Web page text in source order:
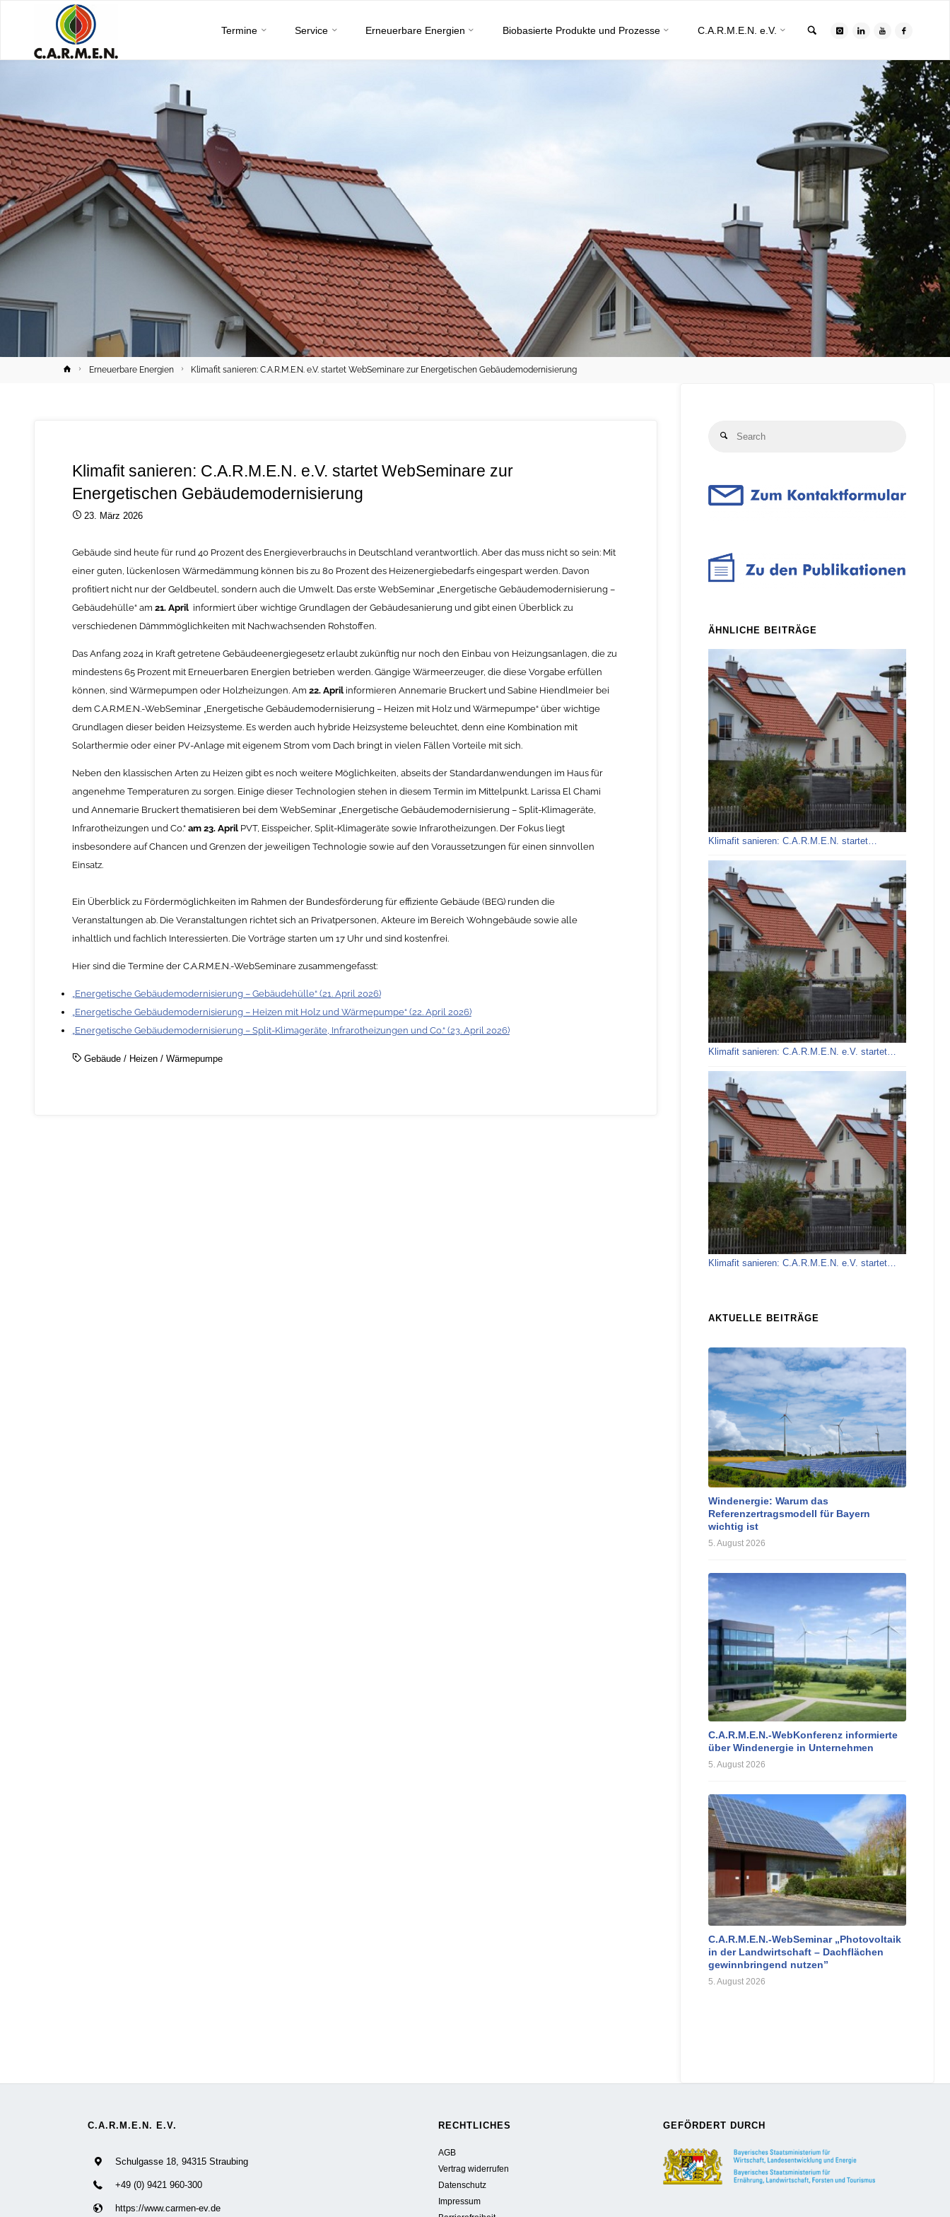
Termine Service Erneuerbare Energien Biobasierte Produkte und Prozesse C.A.R.M.E.N. e.V.
HomeErneuerbare Energien Klimafit sanieren: C.A.R.M.E.N. e.V. startet WebSeminare zur Energetischen Gebäudemodernisierung
Klimafit sanieren: C.A.R.M.E.N. e.V. startet WebSeminare zur
Energetischen Gebäudemodernisierung
23. März 2026
Gebäude sind heute für rund 40 Prozent des Energieverbrauchs in Deutschland verantwortlich. Aber das muss nicht so sein: Mit
einer guten, lückenlosen Wärmedämmung können bis zu 80 Prozent des Heizenergiebedarfs eingespart werden. Davon
profitiert nicht nur der Geldbeutel, sondern auch die Umwelt. Das erste WebSeminar „Energetische Gebäudemodernisierung –
Gebäudehülle“ am 21. April informiert über wichtige Grundlagen der Gebäudesanierung und gibt einen Überblick zu
verschiedenen Dämmmöglichkeiten mit Nachwachsenden Rohstoffen.
Das Anfang 2024 in Kraft getretene Gebäudeenergiegesetz erlaubt zukünftig nur noch den Einbau von Heizungsanlagen, die zu
mindestens 65 Prozent mit Erneuerbaren Energien betrieben werden. Gängige Wärmeerzeuger, die diese Vorgabe erfüllen
können, sind Wärmepumpen oder Holzheizungen. Am 22. Aprilinformieren Annemarie Bruckert und Sabine Hiendlmeier bei
dem C.A.R.M.E.N.-WebSeminar „Energetische Gebäudemodernisierung – Heizen mit Holz und Wärmepumpe“ über wichtige
Grundlagen dieser beiden Heizsysteme. Es werden auch hybride Heizsysteme beleuchtet, denn eine Kombination mit
Solarthermie oder einer PV-Anlage mit eigenem Strom vom Dach bringt in vielen Fällen Vorteile mit sich.
Neben den klassischen Arten zu Heizen gibt es noch weitere Möglichkeiten, abseits der Standardanwendungen im Haus für
angenehme Temperaturen zu sorgen. Einige dieser Technologien stehen in diesem Termin im Mittelpunkt. Larissa El Chami
und Annemarie Bruckert thematisieren bei dem WebSeminar „Energetische Gebäudemodernisierung – Split-Klimageräte,
Infrarotheizungen und Co.“ am 23. April PVT, Eisspeicher, Split-Klimageräte sowie Infrarotheizungen. Der Fokus liegt
insbesondere auf Chancen und Grenzen der jeweiligen Technologie sowie auf den Voraussetzungen für einen sinnvollen
Einsatz.
Ein Überblick zu Fördermöglichkeiten im Rahmen der Bundesförderung für effiziente Gebäude (BEG) runden die
Veranstaltungen ab. Die Veranstaltungen richtet sich an Privatpersonen, Akteure im Bereich Wohngebäude sowie alle
inhaltlich und fachlich Interessierten. Die Vorträge starten um 17 Uhr und sind kostenfrei.
Hier sind die Termine der C.A.R.M.E.N.-WebSeminare zusammengefasst:
„Energetische Gebäudemodernisierung – Gebäudehülle“ (21. April 2026)
„Energetische Gebäudemodernisierung – Heizen mit Holz und Wärmepumpe“ (22. April 2026)
„Energetische Gebäudemodernisierung – Split-Klimageräte, Infrarotheizungen und Co.“ (23. April 2026)
Gebäude/ Heizen/ Wärmepumpe
Search
ÄHNLICHE BEITRÄGE
Klimafit sanieren: C.A.R.M.E.N. startet…
Klimafit sanieren: C.A.R.M.E.N. e.V. startet…
Klimafit sanieren: C.A.R.M.E.N. e.V. startet…
AKTUELLE BEITRÄGE
Windenergie: Warum das
Referenzertragsmodell für Bayern
wichtig ist
5. August 2026
C.A.R.M.E.N.-WebKonferenz informierte
über Windenergie in Unternehmen
5. August 2026
C.A.R.M.E.N.-WebSeminar „Photovoltaik
in der Landwirtschaft – Dachflächen
gewinnbringend nutzen”
5. August 2026
C.A.R.M.E.N. E.V.
Schulgasse 18, 94315 Straubing
+49 (0) 9421 960-300
https://www.carmen-ev.de
RECHTLICHES
AGB
Vertrag widerrufen
Datenschutz
Impressum
GEFÖRDERT DURCH